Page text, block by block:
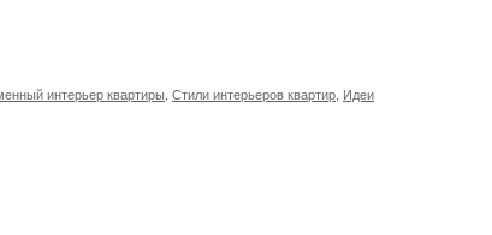
интерьер квартиры Стили интерьеров квартир Идеи